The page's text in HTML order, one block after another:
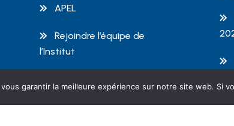
APEL
Rejoindre l’équipe de
l’Institut
garantir la meilleure expérience sur notre site web. Si